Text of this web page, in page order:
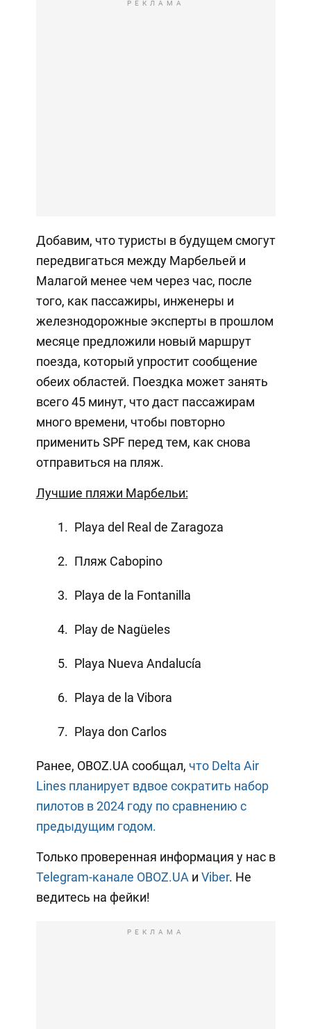
РЕКЛАМА
Добавим, что туристы в будущем смогут
передвигаться между Марбельей и
Малагой менее чем через час, после
того, как пассажиры, инженеры и
железнодорожные эксперты в прошлом
месяце предложили новый маршрут
поезда, который упростит сообщение
обеих областей. Поездка может занять
всего 45 минут, что даст пассажирам
много времени, чтобы повторно
применить SPF перед тем, как снова
отправиться на пляж.
Лучшие пляжи Марбельи:
Playa del Real de Zaragoza
Пляж Cabopino
Playa de la Fontanilla
Play de Nagüeles
Playa Nueva Andalucía
Playa de la Vibora
Playa don Carlos
Ранее, OBOZ.UA сообщал, что Delta Air
Lines планирует вдвое сократить набор
пилотов в 2024 году по сравнению с
предыдущим годом.
Только проверенная информация у нас в
Telegram-канале OBOZ.UA и Viber. Не
ведитесь на фейки!
РЕКЛАМА